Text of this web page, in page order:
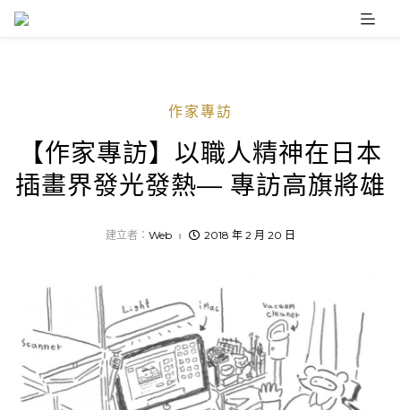
Skip
作家專訪
【作家專訪】以職人精神在日本
插畫界發光發熱— 專訪高旗將雄
建立者： Web 2018 年 2 月 20 日